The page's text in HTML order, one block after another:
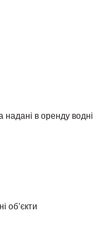
надані в оренду водні
об’єкти